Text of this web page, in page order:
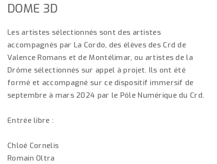
DOME 3D
Les artistes sélectionnés sont des artistes
accompagnés par La Cordo, des élèves des Crd de
Valence Romans et de Montélimar, ou artistes de la
Drôme sélectionnés sur appel à projet. Ils ont été
formé et accompagné sur ce dispositif immersif de
septembre à mars 2024 par le Pôle Numérique du Crd.
Entrée libre :
Chloé Cornelis
Romain Oltra